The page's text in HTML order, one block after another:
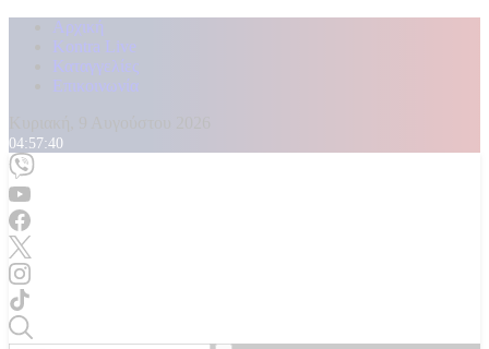
Αρχική
Kontra Live
Καταγγελίες
Επικοινωνία
04:57:44